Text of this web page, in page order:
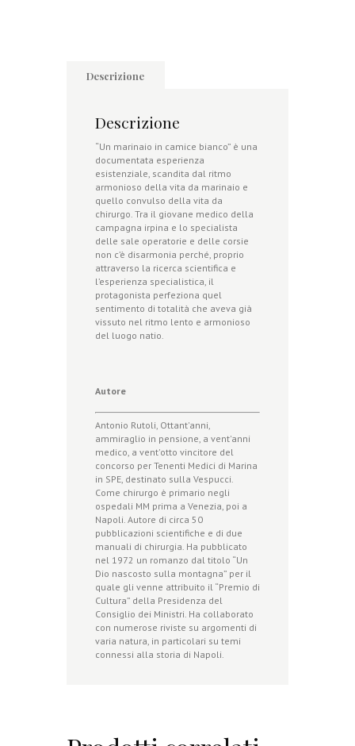
Descrizione
Descrizione
“Un marinaio in camice bianco” è una
documentata esperienza
esistenziale, scandita dal ritmo
armonioso della vita da marinaio e
quello convulso della vita da
chirurgo. Tra il giovane medico della
campagna irpina e lo specialista
delle sale operatorie e delle corsie
non c’è disarmonia perché, proprio
attraverso la ricerca scientifica e
l’esperienza specialistica, il
protagonista perfeziona quel
sentimento di totalità che aveva già
vissuto nel ritmo lento e armonioso
del luogo natio.
Autore
Antonio Rutoli, Ottant'anni,
ammiraglio in pensione, a vent'anni
medico, a vent'otto vincitore del
concorso per Tenenti Medici di Marina
in SPE, destinato sulla Vespucci.
Come chirurgo è primario negli
ospedali MM prima a Venezia, poi a
Napoli. Autore di circa 50
pubblicazioni scientifiche e di due
manuali di chirurgia. Ha pubblicato
nel 1972 un romanzo dal titolo “Un
Dio nascosto sulla montagna” per il
quale gli venne attribuito il “Premio di
Cultura” della Presidenza del
Consiglio dei Ministri. Ha collaborato
con numerose riviste su argomenti di
varia natura, in particolari su temi
connessi alla storia di Napoli.